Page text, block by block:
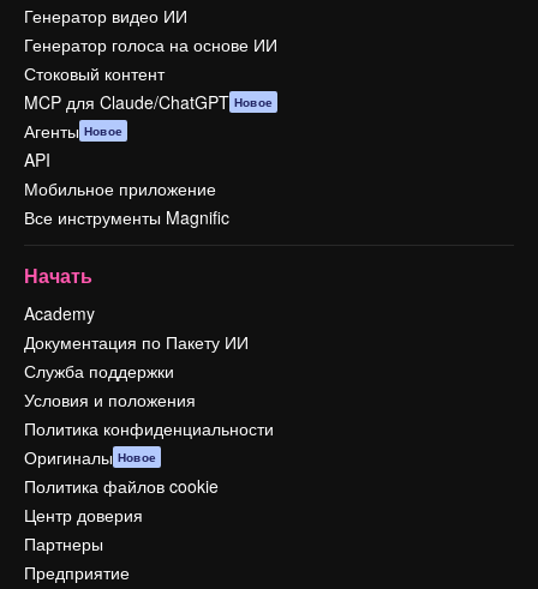
Генератор видео ИИ
Генератор голоса на основе ИИ
Стоковый контент
MCP для Claude/ChatGPT Новое
Агенты Новое
API
Мобильное приложение
Все инструменты Magnific
Начать
Academy
Документация по Пакету ИИ
Служба поддержки
Условия и положения
Политика конфиденциальности
Оригиналы Новое
Политика файлов cookie
Центр доверия
Партнеры
Предприятие